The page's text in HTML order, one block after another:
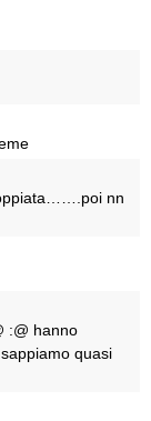
nn
:@ hanno
quasi